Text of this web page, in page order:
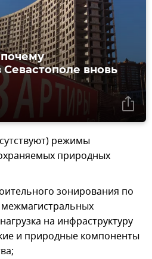
вновь
режимы
природных
зонирования по
межмагистральных
на инфраструктуру
и природные компоненты